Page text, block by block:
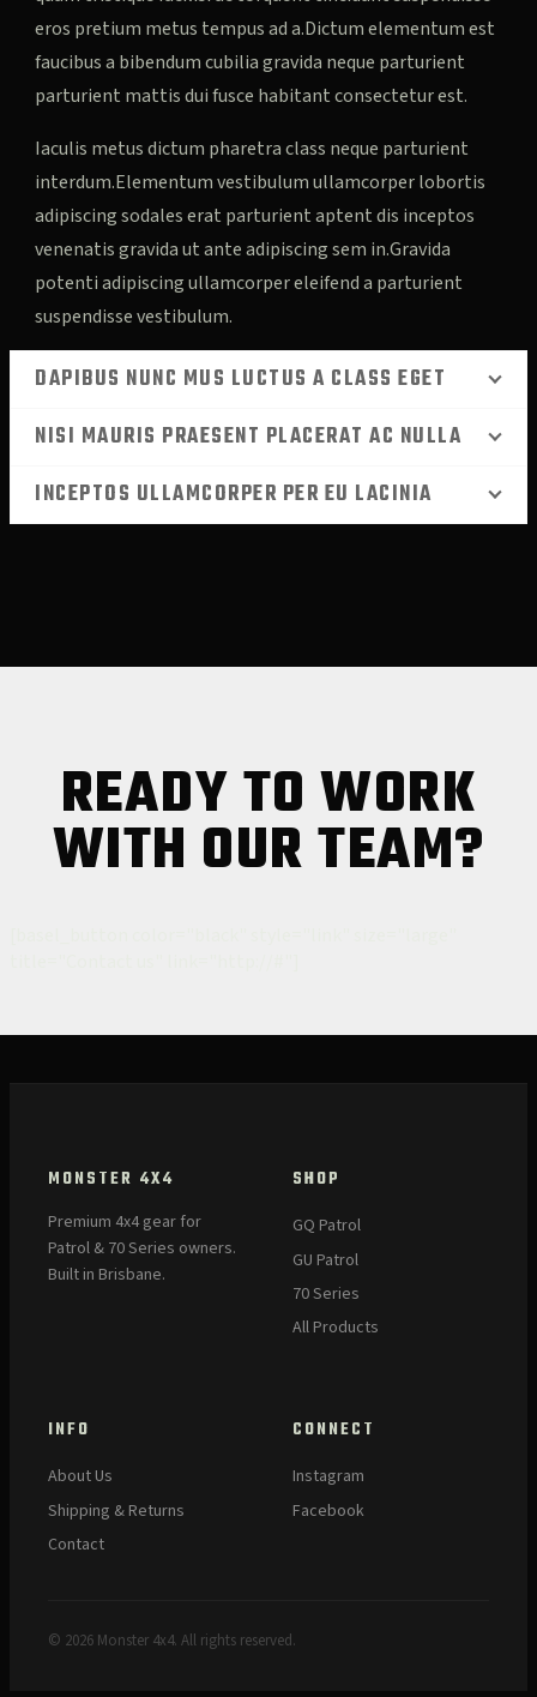
eros pretium metus tempus ad a.Dictum elementum est
faucibus a bibendum cubilia gravida neque parturient
parturient mattis dui fusce habitant consectetur est.
Iaculis metus dictum pharetra class neque parturient
interdum.Elementum vestibulum ullamcorper lobortis
adipiscing sodales erat parturient aptent dis inceptos
venenatis gravida ut ante adipiscing sem in.Gravida
potenti adipiscing ullamcorper eleifend a parturient
suspendisse vestibulum.
DAPIBUS NUNC MUS LUCTUS A CLASS EGET
NISI MAURIS PRAESENT PLACERAT AC NULLA
INCEPTOS ULLAMCORPER PER EU LACINIA
READY TO WORK
WITH OUR TEAM?
MONSTER 4X4
Premium 4x4 gear for
Patrol & 70 Series owners.
Built in Brisbane.
SHOP
GQ Patrol
GU Patrol
70 Series
All Products
INFO
About Us
Shipping & Returns
Contact
CONNECT
Instagram
Facebook
© 2026 Monster 4x4. All rights reserved.